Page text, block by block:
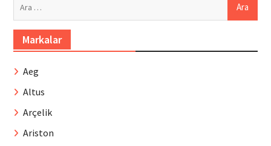
Markalar
Aeg
Altus
Arçelik
Ariston